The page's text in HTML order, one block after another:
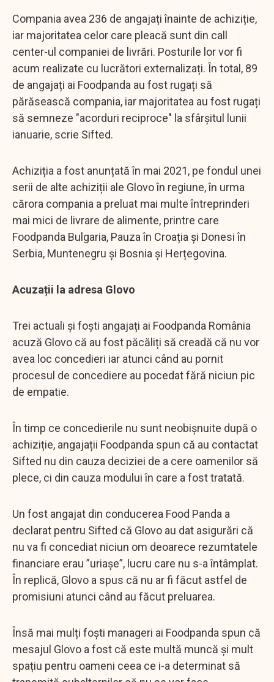
Compania avea 236 de angajați înainte de achiziție,
iar majoritatea celor care pleacă sunt din call
center-ul companiei de livrări. Posturile lor vor fi
acum realizate cu lucrători externalizați. În total, 89
de angajați ai Foodpanda au fost rugați să
părăsească compania, iar majoritatea au fost rugați
să semneze "acorduri reciproce" la sfârșitul lunii
ianuarie, scrie Sifted.
Achiziția a fost anunțată în mai 2021, pe fondul unei
serii de alte achiziții ale Glovo în regiune, în urma
cărora compania a preluat mai multe întreprinderi
mai mici de livrare de alimente, printre care
Foodpanda Bulgaria, Pauza în Croația și Donesi în
Serbia, Muntenegru și Bosnia și Herțegovina.
Acuzații la adresa Glovo
Trei actuali și foști angajați ai Foodpanda România
acuză Glovo că au fost păcăliți să creadă că nu vor
avea loc concedieri iar atunci când au pornit
procesul de concediere au pocedat fără niciun pic
de empatie.
În timp ce concedierile nu sunt neobișnuite după o
achiziție, angajații Foodpanda spun că au contactat
Sifted nu din cauza deciziei de a cere oamenilor să
plece, ci din cauza modului în care a fost tratată.
Un fost angajat din conducerea Food Panda a
declarat pentru Sifted că Glovo au dat asigurări că
nu va fi concediat niciun om deoarece rezumtatele
financiare erau ”uriașe”, lucru care nu s-a întâmplat.
În replică, Glovo a spus că nu ar fi făcut astfel de
promisiuni atunci când au făcut preluarea.
Însă mai mulți foști manageri ai Foodpanda spun că
mesajul Glovo a fost că este multă muncă și mult
spațiu pentru oameni ceea ce i-a determinat să